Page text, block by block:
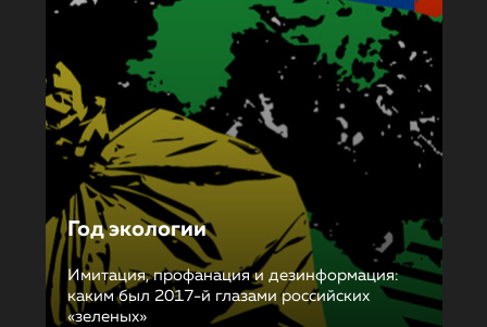
Год экологии
Имитация, профанация и дезинформация:
каким был 2017-й глазами российских
«зеленых»